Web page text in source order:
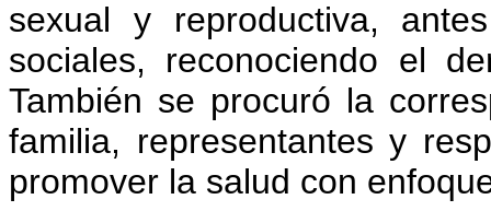
sexual y reproductiva,
sociales, reconociendo el
También se procuró la
familia, representantes y
promover la salud con